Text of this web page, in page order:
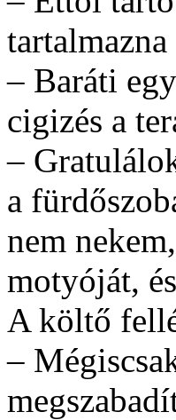
tartalmazna
– Baráti
cigizés a
–
a
nem
motyóját,
A költő
–